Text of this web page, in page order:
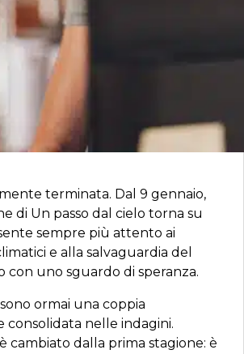
terminata. Dal 9 gennaio,
di Un passo dal cielo torna su
sempre più attento ai
e alla salvaguardia del
con uno sguardo di speranza.
ormai una coppia
nelle indagini.
cambiato dalla prima stagione: è